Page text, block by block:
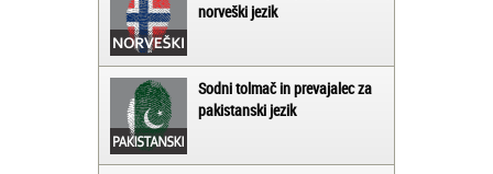
norveški jezik
Sodni tolmač in prevajalec za
pakistanski jezik